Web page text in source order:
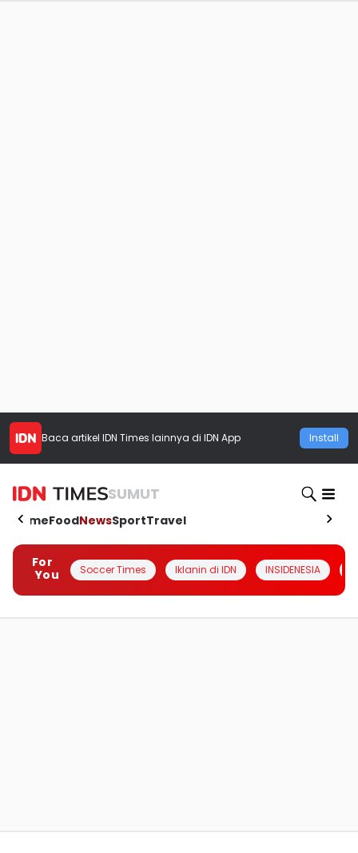
Baca artikel IDN Times lainnya di IDN App Install
SUMUT
HomeFoodNewsSportTravel
For
You
Soccer Times Iklanin di IDN INSIDENESIA